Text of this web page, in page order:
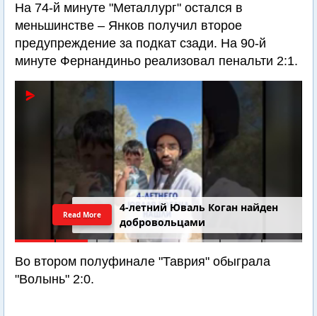
На 74-й минуте "Металлург" остался в
меньшинстве – Янков получил второе
предупреждение за подкат сзади. На 90-й
минуте Фернандиньо реализовал пенальти 2:1.
4-летний Юваль Коган найден
добровольцами
Read More
Во втором полуфинале "Таврия" обыграла
"Волынь" 2:0.